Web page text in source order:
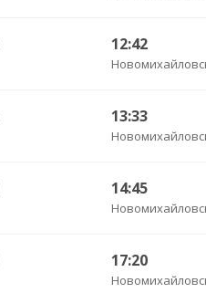
12:42
13:33
14:45
17:20